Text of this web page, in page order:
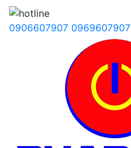
0906607907 0969607907